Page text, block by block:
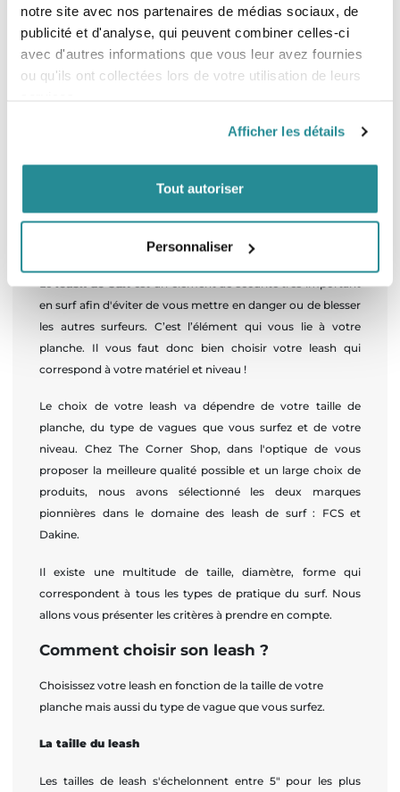
notre site avec nos partenaires de médias sociaux, de
publicité et d'analyse, qui peuvent combiner celles-ci
avec d'autres informations que vous leur avez fournies
ou qu'ils ont collectées lors de votre utilisation de leurs
Afficher les détails
Tout autoriser
Personnaliser
comprise entre 6'0 et 7’0 ===> Leash de 7' - Planche
comprise entre 7’0 et 8'0 ===> Leash de 7' -
Longboard/Stand UP Paddle autour de 9' ===> Leash de 9' -
Longboard/Stand UP Paddle autour de 10' ===> Leash de 10'
d’eau mais il est le plus fragile. - Le 1/4'' qui correspond à du
6,5mm : idéal en toute condition, c’est le type de leash le
À quoi sert un leash de surf ?
en surf afin d'éviter de vous mettre en danger ou de blesser
les autres surfeurs. C’est l’élément qui vous lie à votre
planche. Il vous faut donc bien choisir votre leash qui
correspond à votre matériel et niveau !
Le choix de votre leash va dépendre de votre taille de
planche, du type de vagues que vous surfez et de votre
niveau. Chez The Corner Shop, dans l'optique de vous
proposer la meilleure qualité possible et un large choix de
produits, nous avons sélectionné les deux marques
pionnières dans le domaine des leash de surf : FCS et
Dakine.
Il existe une multitude de taille, diamètre, forme qui
correspondent à tous les types de pratique du surf. Nous
allons vous présenter les critères à prendre en compte.
Comment choisir son leash ?
Choisissez votre leash en fonction de la taille de votre
planche mais aussi du type de vague que vous surfez.
La taille du leash
Les tailles de leash s'échelonnent entre 5" pour les plus